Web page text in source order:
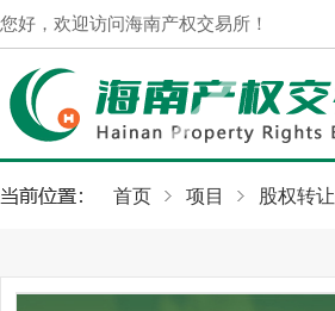
您好，欢迎访问海南产权交易所！
首页 项目 股权转让